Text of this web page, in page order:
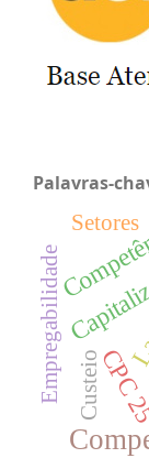
Palavras-
Custeio
Empregabilidade
Setores